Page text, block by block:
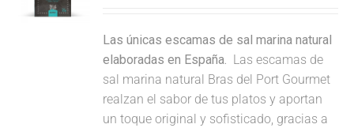
Las únicas escamas de sal marina natural
elaboradas en España. Las escamas de
sal marina natural Bras del Port Gourmet
realzan el sabor de tus platos y aportan
un toque original y sofisticado, gracias a